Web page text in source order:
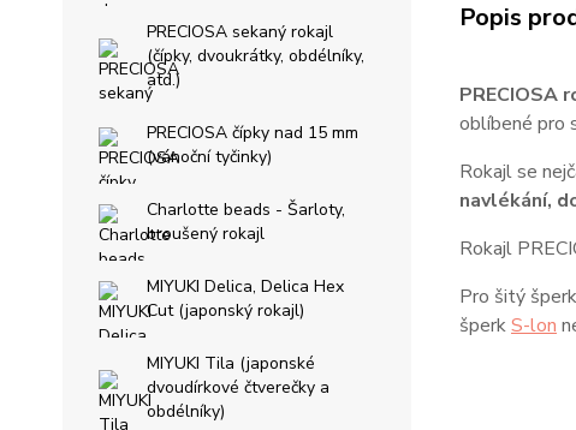
PRECIOSA sekaný rokajl
(čípky, dvoukrátky, obdélníky,
atd.)
PRECIOSA čípky nad 15 mm
(vánoční tyčinky)
Charlotte beads - Šarloty,
broušený rokajl
MIYUKI Delica, Delica Hex
Cut (japonský rokajl)
MIYUKI Tila (japonské
dvoudírkové čtverečky a
obdélníky)
Popis
PRECIOSA
oblíbené pro
Rokajl se
navlékání,
Rokajl
Pro šitý
šperkS-lon